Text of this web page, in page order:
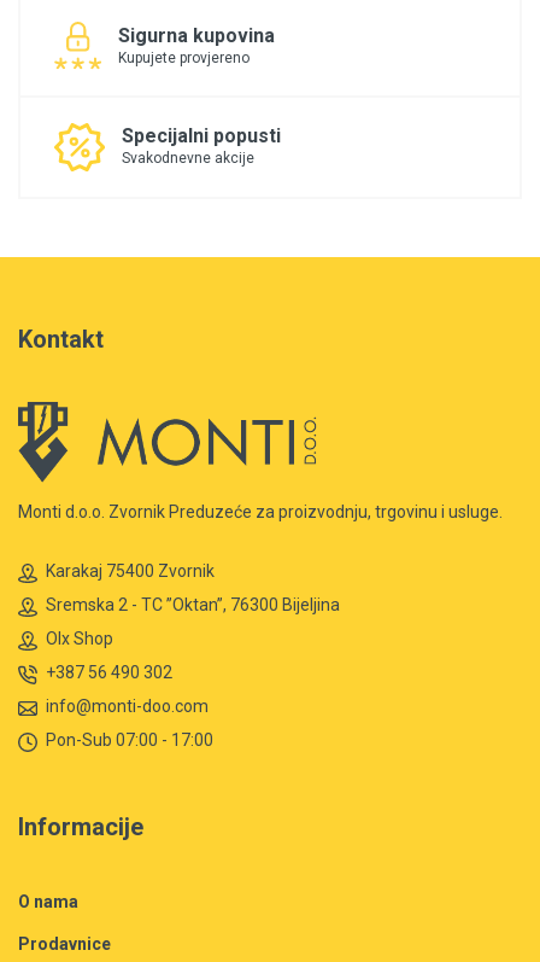
Sigurna kupovina
Kupujete provjereno
Specijalni popusti
Svakodnevne akcije
Kontakt
Monti d.o.o. Zvornik Preduzeće za proizvodnju, trgovinu i usluge.
Karakaj 75400 Zvornik
Sremska 2 - TC ”Oktan”, 76300 Bijeljina
Olx Shop
+387 56 490 302
info@monti-doo.com
Pon-Sub 07:00 - 17:00
Informacije
O nama
Prodavnice